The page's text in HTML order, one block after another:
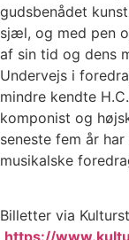
gudsbenådet
sjæl, og med pen
af sin tid og dens
Undervejs i
mindre kendte
komponist og
seneste fem år
musikalske
Billetter via
https://